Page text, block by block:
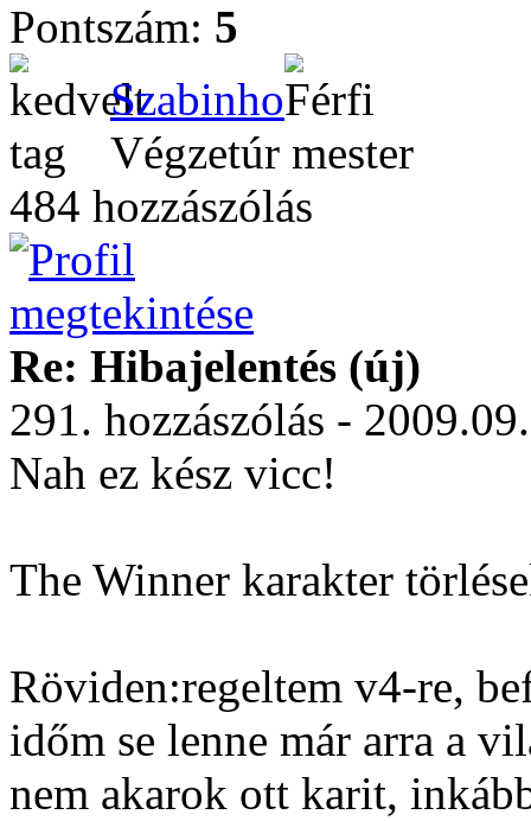
Pontszám: 5
Szabinho
Végzetúr mester
484 hozzászólás
Re: Hibajelentés (új)
291. hozzászólás -
Nah ez kész vicc!
The Winner karakter
Röviden:regeltem v4-re,
időm se lenne már arra a
nem akarok ott karit,